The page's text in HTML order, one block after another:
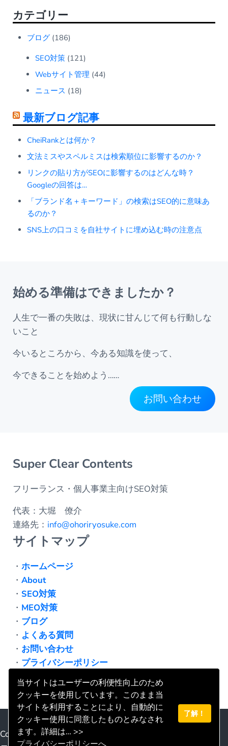
当サイトはユーザーの利便性向上のため
クッキーを使用しています。このまま当
サイトを利用することにより、自動的に
クッキー使用に同意したものとみなされ
ます。詳細は… >>
了解！
カテゴリー
ブログ (186)
SEO対策 (121)
Webサイト管理 (44)
ニュース (18)
最新ブログ記事
CheiRankとは何か？
文法ミスやスペルミスは検索順位に影響するのか？
リンクの貼り方がSEOに影響するのはどんな時？
Googleの回答は…
「ブランド名＋キーワード」の検索はSEO的に意味あ
るのか？
SNS上の口コミを自社サイトに埋め込む時の注意点
始める準備はできましたか？
人生で一番の失敗は、現状に甘んじて何も行動しな
いこと
今いるところから、今ある知識を使って、
今できることを始めよう……
お問い合わせ
Super Clear Contents
フリーランス・個人事業主向けSEO対策
代表：大堀 僚介
連絡先： info@ohoriryosuke.com
サイトマップ
・ ホームページ
・ About
・ SEO対策
・ MEO対策
・ ブログ
・ よくある質問
・ お問い合わせ
・ プライバシーポリシー
Facebook
LinkedIn
Copyright © 2026 · Super Clear Contentsは登録商標です。